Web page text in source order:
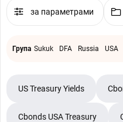
за параметрами
Група Sukuk DFA Russia USA
US Treasury Yields
Cbonds USA Treasury